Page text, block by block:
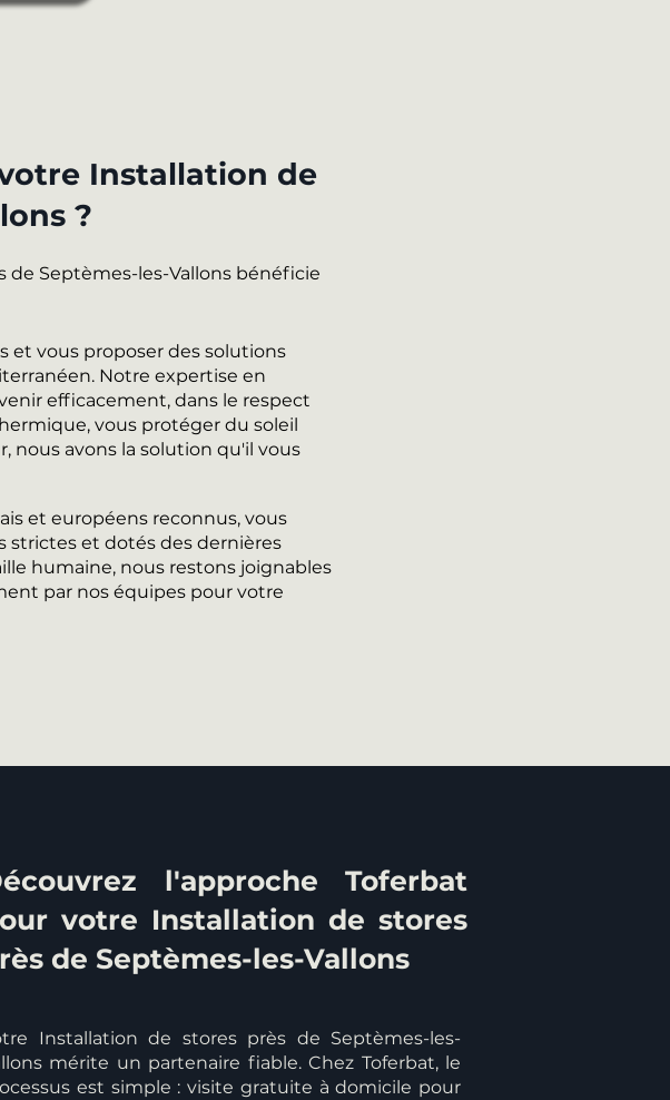
Installation de
?
de Septèmes-les-Vallons bénéficie
et vous proposer des solutions
Notre expertise en
efficacement, dans le respect
vous protéger du soleil
nous avons la solution qu'il vous
et européens reconnus, vous
strictes et dotés des dernières
humaine, nous restons joignables
par nos équipes pour votre
l'approche Toferbat
votre Installation de stores
de Septèmes-les-Vallons
Installation de stores près de Septèmes-les-
mérite un partenaire fiable. Chez Toferbat, le
est simple : visite gratuite à domicile pour